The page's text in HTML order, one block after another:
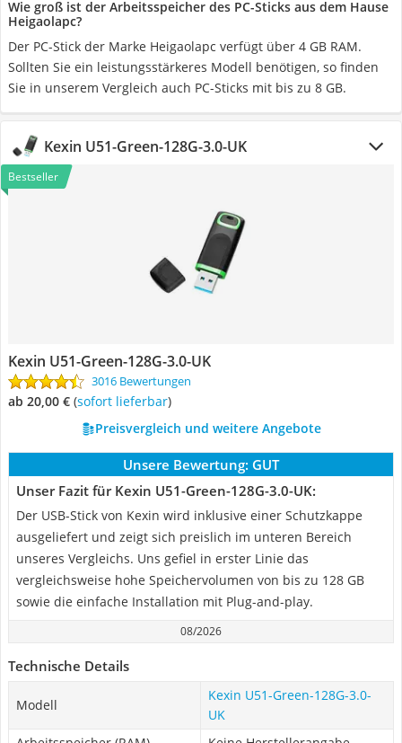
Wie groß ist der Arbeitsspeicher des PC-Sticks aus dem Hause
Heigaolapc?
Der PC-Stick der Marke Heigaolapc verfügt über 4 GB RAM.
Sollten Sie ein leistungsstärkeres Modell benötigen, so finden
Sie in unserem Vergleich auch PC-Sticks mit bis zu 8 GB.
Kexin U51-Green-128G-3.0-UK
Bestseller
Kexin U51-Green-128G-3.0-UK
3016 Bewertungen
ab 20,00 € ( Sofort lieferbar)
Preisvergleich und weitere Angebote
Unsere Bewertung: GUT
Unser Fazit für Kexin U51-Green-128G-3.0-UK:
Der USB-Stick von Kexin wird inklusive einer Schutzkappe
ausgeliefert und zeigt sich preislich im unteren Bereich
unseres Vergleichs. Uns gefiel in erster Linie das
vergleichsweise hohe Speichervolumen von bis zu 128 GB
sowie die einfache Installation mit Plug-and-play.
08/2026
Technische Details
Modell
Kexin U51-Green-128G-3.0-
UK